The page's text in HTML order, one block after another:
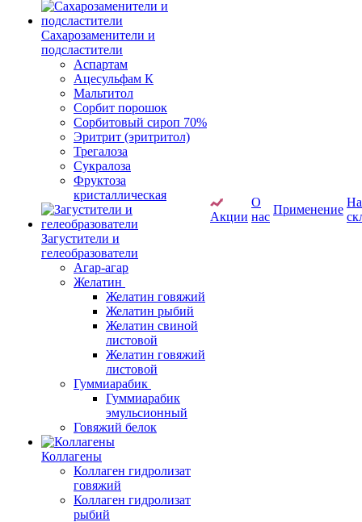
Сахарозаменители и
подсластители
Аспартам
Ацесульфам К
Мальтитол
Сорбит порошок
Сорбитовый сироп 70%
Эритрит (эритритол)
Трегалоза
Сукралоза
Фруктоза
кристаллическая
Загустители и
гелеобразователи
Агар-агар
Желатин
Желатин говяжий
Желатин рыбий
Желатин свиной
листовой
Желатин говяжий
листовой
Гуммиарабик
Гуммиарабик
эмульсионный
Говяжий белок
Коллагены
Коллаген гидролизат
говяжий
Коллаген гидролизат
рыбий
Акции
О
нас
Применение